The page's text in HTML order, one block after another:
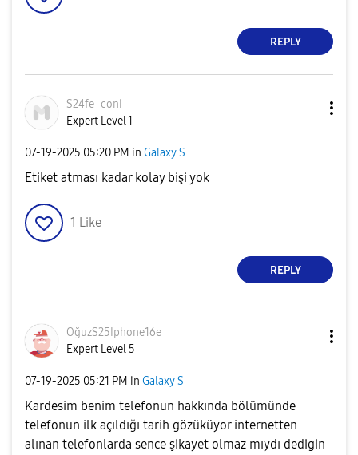
REPLY
S24fe_coni
Expert Level 1
‎07-19-2025 05:20 PM in Galaxy S
Etiket atması kadar kolay bişi yok
1 Like
REPLY
OğuzS25Iphone16e
Expert Level 5
‎07-19-2025 05:21 PM in Galaxy S
Kardesim benim telefonun hakkında bölümünde
telefonun ilk açıldığı tarih gözüküyor internetten
alınan telefonlarda sence şikayet olmaz mıydı dedigin